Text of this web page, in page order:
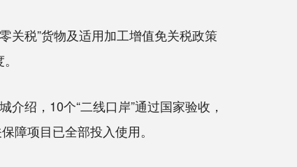
税”货物及适用加工增值免关税政策
绍，10个“二线口岸”通过国家验收，
障项目已全部投入使用。